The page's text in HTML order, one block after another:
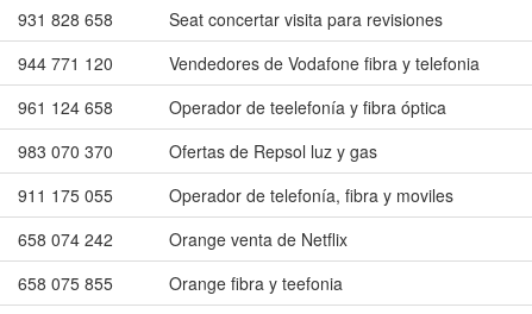
931 828 658
Seat concertar visita para revisiones
944 771 120
Vendedores de Vodafone fibra y telefonia
961 124 658
Operador de teelefonía y fibra óptica
983 070 370
Ofertas de Repsol luz y gas
911 175 055
Operador de telefonía, fibra y moviles
658 074 242
Orange venta de Netflix
658 075 855
Orange fibra y teefonia